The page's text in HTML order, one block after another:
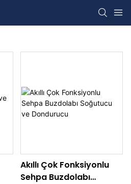
Akıllı Çok Fonksiyonlu
Sehpa Buzdolabı